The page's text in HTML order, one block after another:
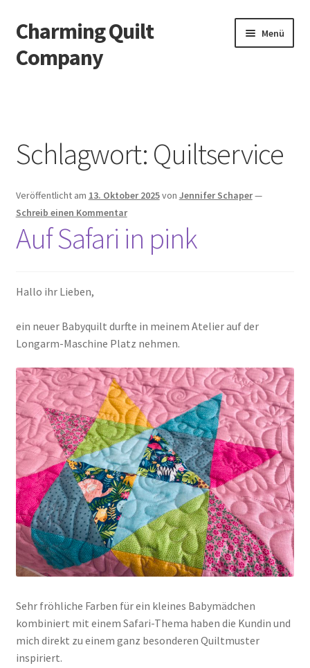
Zur
Navigation
springen
Zum
Inhalt
springen
Charming Quilt
Company
Menü
Blog
Datenschutzbelehrung
Datenschutzerklärung
Kasse
Mein Konto
Shop
Versandarten
Warenkorb
Widerrufsbelehrung
Zahlungsarten
Schlagwort: Quiltservice
Veröffentlicht am 13. Oktober 2025von Jennifer Schaper—
Schreib einen Kommentar
Auf Safari in pink
Hallo ihr Lieben,
ein neuer Babyquilt durfte in meinem Atelier auf der
Longarm-Maschine Platz nehmen.
Sehr fröhliche Farben für ein kleines Babymädchen
kombiniert mit einem Safari-Thema haben die Kundin und
mich direkt zu einem ganz besonderen Quiltmuster
inspiriert.